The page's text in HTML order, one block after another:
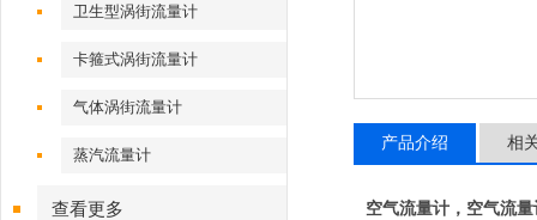
卫生型涡街流量计
卡箍式涡街流量计
气体涡街流量计
蒸汽流量计
查看更多
产品介绍 相
空气流量计，空气流